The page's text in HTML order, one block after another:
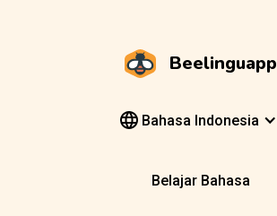
Beelinguapp
Bahasa Indonesia
Belajar Bahasa